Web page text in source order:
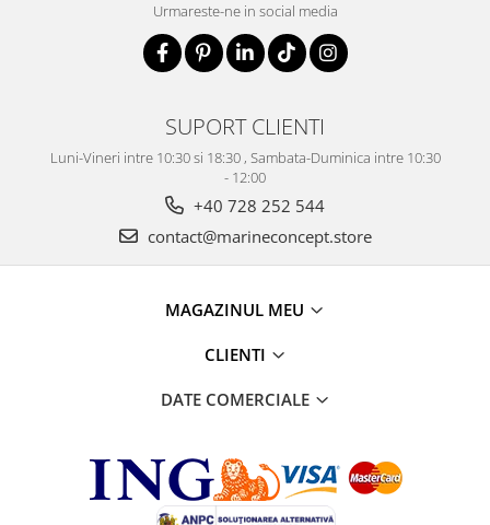
Urmareste-ne in social media
SUPORT CLIENTI
Luni-Vineri intre 10:30 si 18:30 , Sambata-Duminica intre 10:30
- 12:00
+40 728 252 544
contact@marineconcept.store
MAGAZINUL MEU
CLIENTI
DATE COMERCIALE